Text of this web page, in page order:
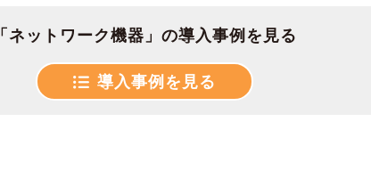
「ネットワーク機器」の導入事例を見る
導入事例を見る